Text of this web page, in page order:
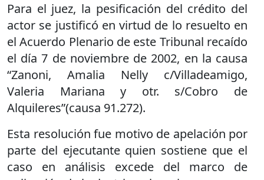
Para el juez, la pesificación del crédito del
actor se justificó en virtud de lo resuelto en
el Acuerdo Plenario de este Tribunal recaído
el día 7 de noviembre de 2002, en la causa
“Zanoni, Amalia Nelly c/Villadeamigo,
Valeria Mariana y otr. s/Cobro de
Alquileres”(causa 91.272).
Esta resolución fue motivo de apelación por
parte del ejecutante quien sostiene que el
caso en análisis excede del marco de